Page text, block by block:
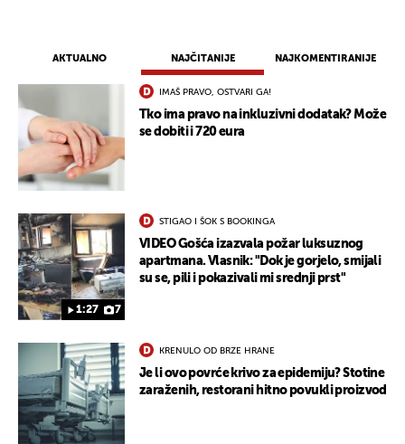
AKTUALNO NAJČITANIJE NAJKOMENTIRANIJE
IMAŠ PRAVO, OSTVARI GA!
Tko ima pravo na inkluzivni dodatak? Može
se dobiti i 720 eura
1:27 7
STIGAO I ŠOK S BOOKINGA
VIDEO Gošća izazvala požar luksuznog
apartmana. Vlasnik: "Dok je gorjelo, smijali
su se, pili i pokazivali mi srednji prst"
KRENULO OD BRZE HRANE
Je li ovo povrće krivo za epidemiju? Stotine
zaraženih, restorani hitno povukli proizvod